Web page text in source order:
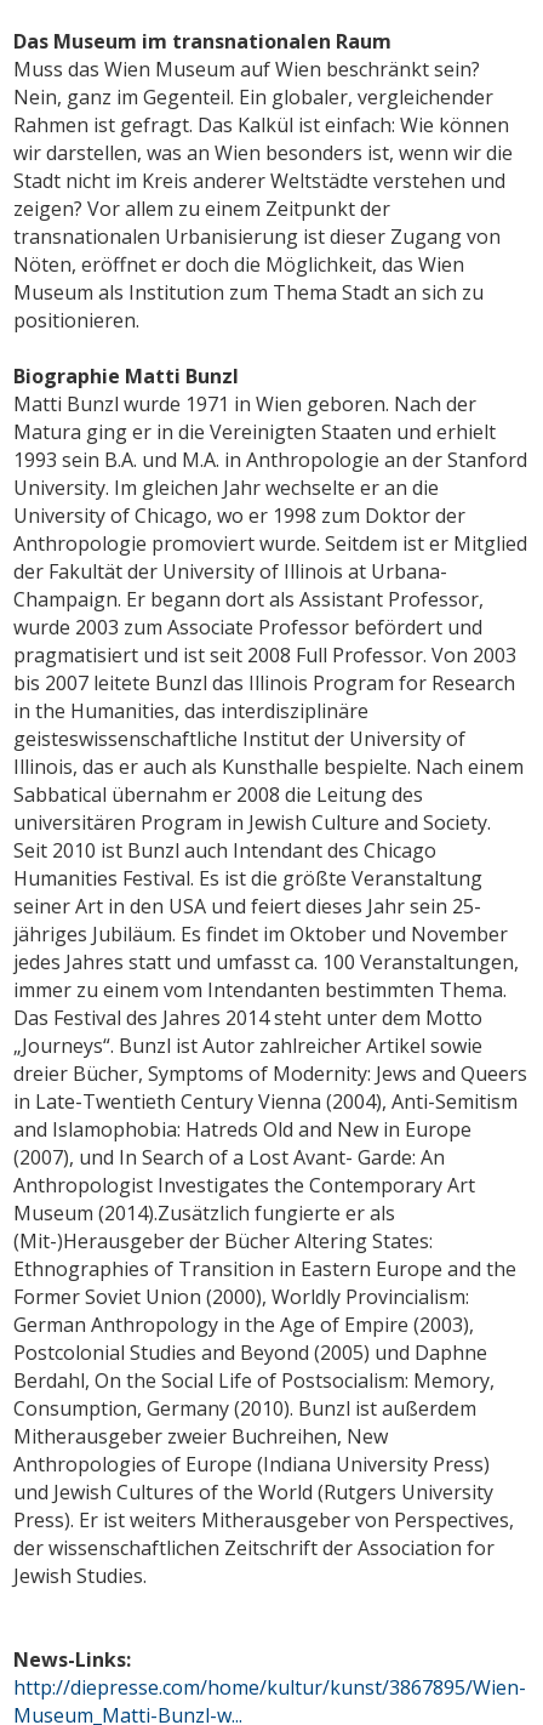
Das Museum im transnationalen Raum
Muss das Wien Museum auf Wien beschränkt sein?
Nein, ganz im Gegenteil. Ein globaler, vergleichender
Rahmen ist gefragt. Das Kalkül ist einfach: Wie können
wir darstellen, was an Wien besonders ist, wenn wir die
Stadt nicht im Kreis anderer Weltstädte verstehen und
zeigen? Vor allem zu einem Zeitpunkt der
transnationalen Urbanisierung ist dieser Zugang von
Nöten, eröffnet er doch die Möglichkeit, das Wien
Museum als Institution zum Thema Stadt an sich zu
positionieren.
Biographie Matti Bunzl
Matti Bunzl wurde 1971 in Wien geboren. Nach der
Matura ging er in die Vereinigten Staaten und erhielt
1993 sein B.A. und M.A. in Anthropologie an der Stanford
University. Im gleichen Jahr wechselte er an die
University of Chicago, wo er 1998 zum Doktor der
Anthropologie promoviert wurde. Seitdem ist er Mitglied
der Fakultät der University of Illinois at Urbana-
Champaign. Er begann dort als Assistant Professor,
wurde 2003 zum Associate Professor befördert und
pragmatisiert und ist seit 2008 Full Professor. Von 2003
bis 2007 leitete Bunzl das Illinois Program for Research
in the Humanities, das interdisziplinäre
geisteswissenschaftliche Institut der University of
Illinois, das er auch als Kunsthalle bespielte. Nach einem
Sabbatical übernahm er 2008 die Leitung des
universitären Program in Jewish Culture and Society.
Seit 2010 ist Bunzl auch Intendant des Chicago
Humanities Festival. Es ist die größte Veranstaltung
seiner Art in den USA und feiert dieses Jahr sein 25-
jähriges Jubiläum. Es findet im Oktober und November
jedes Jahres statt und umfasst ca. 100 Veranstaltungen,
immer zu einem vom Intendanten bestimmten Thema.
Das Festival des Jahres 2014 steht unter dem Motto
„Journeys“. Bunzl ist Autor zahlreicher Artikel sowie
dreier Bücher, Symptoms of Modernity: Jews and Queers
in Late-Twentieth Century Vienna (2004), Anti-Semitism
and Islamophobia: Hatreds Old and New in Europe
(2007), und In Search of a Lost Avant- Garde: An
Anthropologist Investigates the Contemporary Art
Museum (2014).Zusätzlich fungierte er als
(Mit-)Herausgeber der Bücher Altering States:
Ethnographies of Transition in Eastern Europe and the
Former Soviet Union (2000), Worldly Provincialism:
German Anthropology in the Age of Empire (2003),
Postcolonial Studies and Beyond (2005) und Daphne
Berdahl, On the Social Life of Postsocialism: Memory,
Consumption, Germany (2010). Bunzl ist außerdem
Mitherausgeber zweier Buchreihen, New
Anthropologies of Europe (Indiana University Press)
und Jewish Cultures of the World (Rutgers University
Press). Er ist weiters Mitherausgeber von Perspectives,
der wissenschaftlichen Zeitschrift der Association for
Jewish Studies.
News-Links:
http://diepresse.com/home/kultur/kunst/3867895/Wien-
Museum_Matti-Bunzl-w...